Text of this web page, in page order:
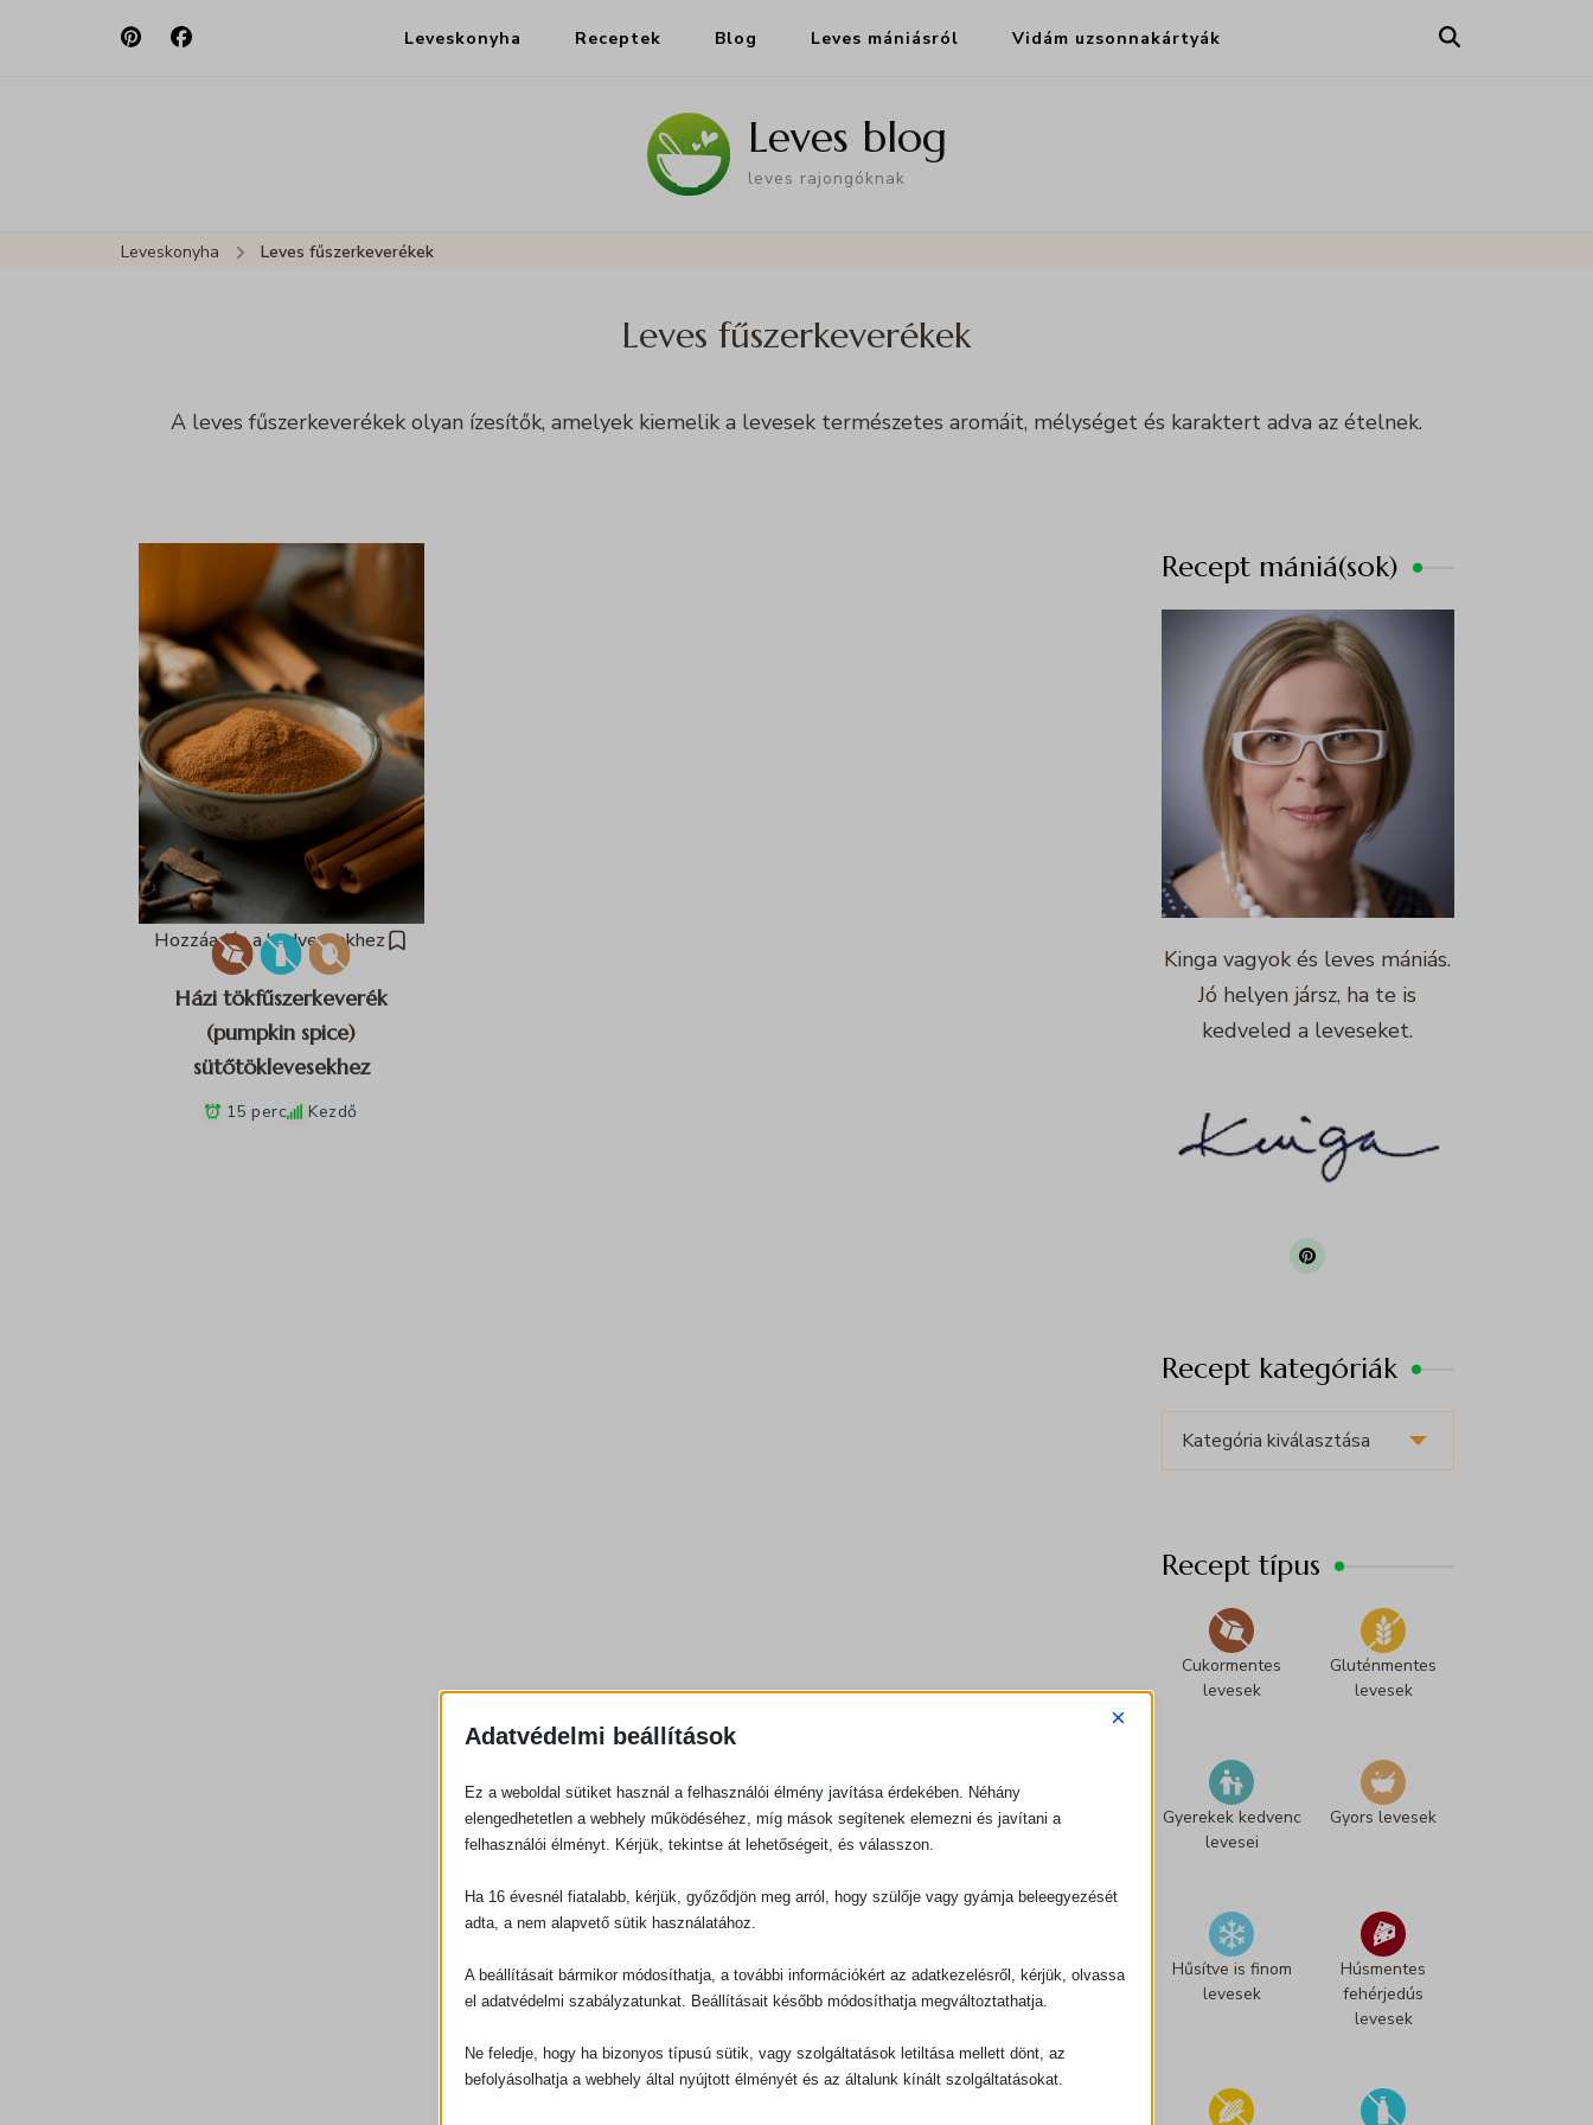
Leveskonyha Receptek Blog Leves mániásról Vidám uzsonnakártyák
Leves blog
leves rajongóknak
Leveskonyha Leves fűszerkeverékek
Leves fűszerkeverékek
A leves fűszerkeverékek olyan ízesítők, amelyek kiemelik a levesek természetes aromáit, mélységet és karaktert adva az ételnek.
Hozzáadás a kedvencekhez
Házi tökfűszerkeverék
(pumpkin spice)
sütőtöklevesekhez
15 perc Kezdő
Recept mániá(sok)
Kinga vagyok és leves mániás.
Jó helyen jársz, ha te is
kedveled a leveseket.
Recept kategóriák
e
p
ó
Recept típus
Cukormentes
levesek
Gluténmentes
levesek
Gyerekek kedvenc
levesei
Gyors levesek
Hűsítve is finom
levesek
Húsmentes
fehérjedús
levesek
Adatvédelmi beállítások
×
Ez a weboldal sütiket használ a felhasználói élmény javítása érdekében. Néhány
elengedhetetlen a webhely működéséhez, míg mások segítenek elemezni és javítani a
felhasználói élményt. Kérjük, tekintse át lehetőségeit, és válasszon.
Ha 16 évesnél fiatalabb, kérjük, győződjön meg arról, hogy szülője vagy gyámja beleegyezését
adta, a nem alapvető sütik használatához.
A beállításait bármikor módosíthatja, a további információkért az adatkezelésről, kérjük, olvassa
el adatvédelmi szabályzatunkat. Beállításait később módosíthatja megváltoztathatja.
Ne feledje, hogy ha bizonyos típusú sütik, vagy szolgáltatások letiltása mellett dönt, az
befolyásolhatja a webhely által nyújtott élményét és az általunk kínált szolgáltatásokat.